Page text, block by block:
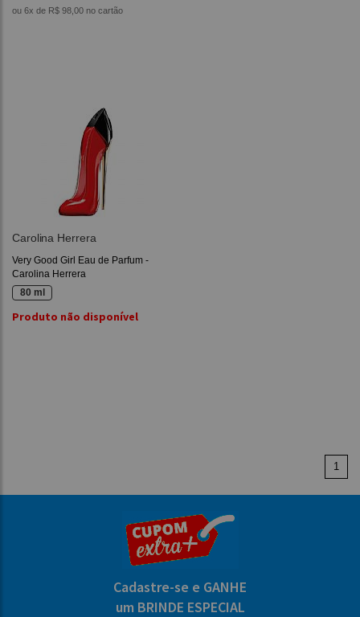
ou 6x de R$ 98,00 no cartão
Carolina Herrera
Very Good Girl Eau de Parfum -
Carolina Herrera
80 ml
Produto não disponível
1
Cadastre-se e GANHE
um BRINDE ESPECIAL